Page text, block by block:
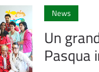
News
Un
Pasqua